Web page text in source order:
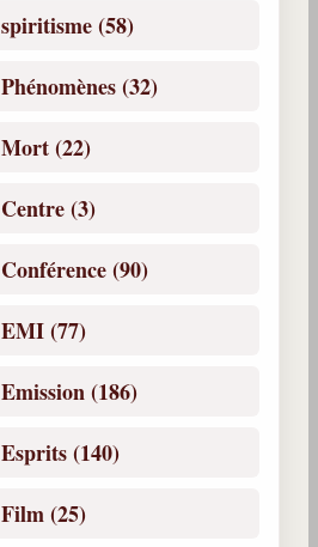
spiritisme (58)
Phénomènes (32)
Mort (22)
Centre (3)
Conférence (90)
EMI (77)
Emission (186)
Esprits (140)
Film (25)